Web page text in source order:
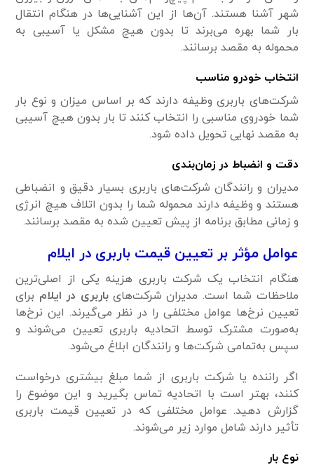
شهر آشنا هستند. آن‌ها از این آشنایی‌ها در هنگام انتقال
بار شما بهره می‌برند تا بدون هیچ مشکل یا آسیبی به
محموله به مقصد برسانند.
انتخاب خودرو مناسب
شرکت‌های باربری وظیفه دارند که بر اساس میزان و نوع بار
شما خودروی مناسبی را انتخاب کنند تا بار بدون هیچ آسیبی
به مقصد نهایی تحویل داده شود.
دقت و انضباط در زمان‌بندی
مدیران و رانندگان شرکت‌های باربری بسیار دقیق و انضباطی
هستند و وظیفه دارند محموله شما را بدون اتلاف هیچ انرژی
و زمانی مطابق برنامه از پیش تعیین شده به مقصد برسانند.
عوامل مؤثر بر تعیین قیمت باربری در ایلام
هنگام انتخاب یک شرکت باربری هزینه یکی از اصلی‌ترین
ملاحظات شما است. مدیران شرکت‌هایباربری در ایلام برای
تعیین نرخ‌ها عوامل مختلفی را در نظر می‌گیرند. این نرخ‌ها
به‌صورت مشترک توسط اتحادیه باربری تعیین می‌شوند و
سپس به‌تمامی شرکت‌ها و رانندگان ابلاغ می‌شود.
اگر راننده یا شرکت باربری از شما مبلغ بیشتری درخواست
کنند، بهتر است با اتحادیه تماس بگیرید و این موضوع را
گزارش دهید. عوامل مختلفی که در تعیین قیمت باربری
تأثیر دارند شامل موارد زیر می‌شوند.
نوع بار